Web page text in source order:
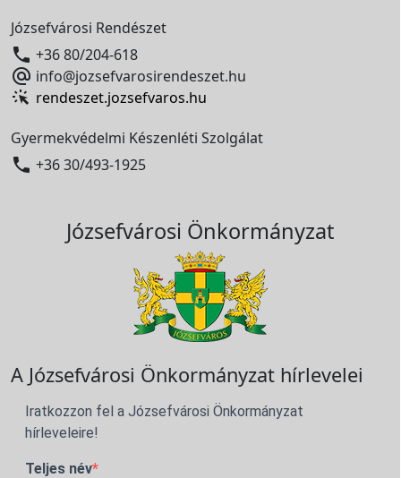
Józsefvárosi Rendészet
 +36 80/204-618
 info@jozsefvarosirendeszet.hu
rendeszet.jozsefvaros.hu
Gyermekvédelmi Készenléti Szolgálat
 +36 30/493-1925
Józsefvárosi Önkormányzat
A Józsefvárosi Önkormányzat hírlevelei
Iratkozzon fel a Józsefvárosi Önkormányzat
hírleveleire!
Teljes név